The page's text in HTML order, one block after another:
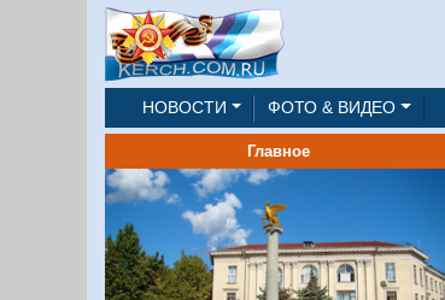
НОВОСТИ ФОТО & ВИДЕО
Главное